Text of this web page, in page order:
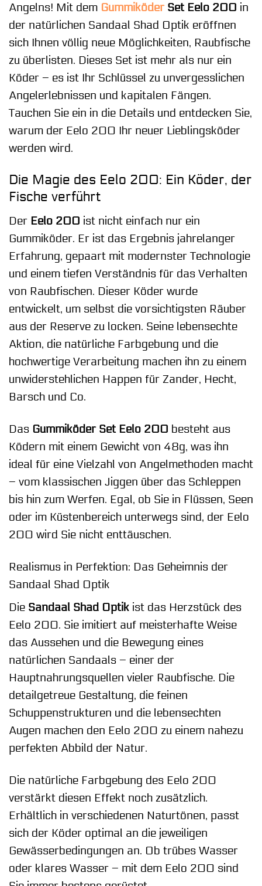
Angelns! Mit dem GummiköderSet Eelo 200 in
der natürlichen Sandaal Shad Optik eröffnen
sich Ihnen völlig neue Möglichkeiten, Raubfische
zu überlisten. Dieses Set ist mehr als nur ein
Köder – es ist Ihr Schlüssel zu unvergesslichen
Angelerlebnissen und kapitalen Fängen.
Tauchen Sie ein in die Details und entdecken Sie,
warum der Eelo 200 Ihr neuer Lieblingsköder
werden wird.
Die Magie des Eelo 200: Ein Köder, der
Fische verführt
Der Eelo 200 ist nicht einfach nur ein
Gummiköder. Er ist das Ergebnis jahrelanger
Erfahrung, gepaart mit modernster Technologie
und einem tiefen Verständnis für das Verhalten
von Raubfischen. Dieser Köder wurde
entwickelt, um selbst die vorsichtigsten Räuber
aus der Reserve zu locken. Seine lebensechte
Aktion, die natürliche Farbgebung und die
hochwertige Verarbeitung machen ihn zu einem
unwiderstehlichen Happen für Zander, Hecht,
Barsch und Co.
Das Gummiköder Set Eelo 200 besteht aus
Ködern mit einem Gewicht von 48g, was ihn
ideal für eine Vielzahl von Angelmethoden macht
– vom klassischen Jiggen über das Schleppen
bis hin zum Werfen. Egal, ob Sie in Flüssen, Seen
oder im Küstenbereich unterwegs sind, der Eelo
200 wird Sie nicht enttäuschen.
Realismus in Perfektion: Das Geheimnis der
Sandaal Shad Optik
Die Sandaal Shad Optik ist das Herzstück des
Eelo 200. Sie imitiert auf meisterhafte Weise
das Aussehen und die Bewegung eines
natürlichen Sandaals – einer der
Hauptnahrungsquellen vieler Raubfische. Die
detailgetreue Gestaltung, die feinen
Schuppenstrukturen und die lebensechten
Augen machen den Eelo 200 zu einem nahezu
perfekten Abbild der Natur.
Die natürliche Farbgebung des Eelo 200
verstärkt diesen Effekt noch zusätzlich.
Erhältlich in verschiedenen Naturtönen, passt
sich der Köder optimal an die jeweiligen
Gewässerbedingungen an. Ob trübes Wasser
oder klares Wasser – mit dem Eelo 200 sind